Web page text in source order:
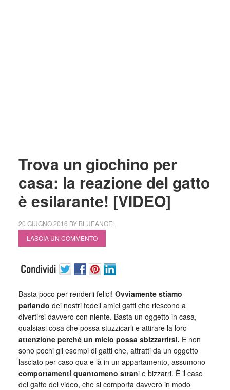
Trova un giochino per
casa: la reazione del gatto
è esilarante! [VIDEO]
20 GIUGNO 2016 BY BLUEANGEL
LASCIA UN COMMENTO
Basta poco per renderli felici! Ovviamente stiamo
parlando dei nostri fedeli amici gatti che riescono a
divertirsi davvero con niente. Basta un oggetto in casa,
qualsiasi cosa che possa stuzzicarli e attirare la loro
attenzione perché un micio possa sbizzarrirsi. E non
sono pochi gli esempi di gatti che, attratti da un oggetto
lasciato per caso qua e là in un appartamento, assumono
comportamenti quantomeno strani e bizzarri. È il caso
del gatto del video, che si comporta davvero in modo